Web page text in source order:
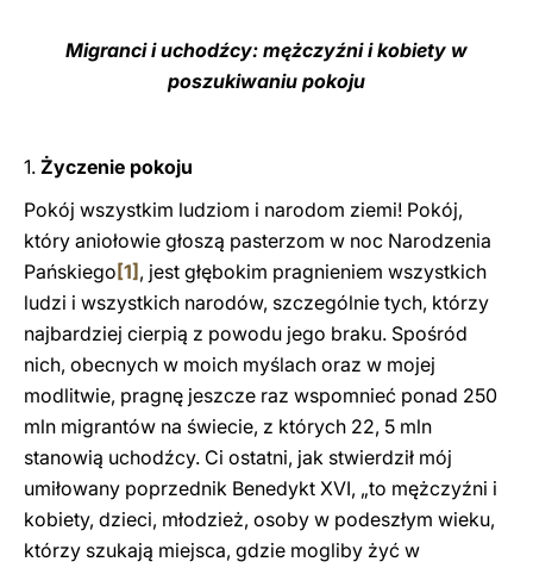
Migranci i uchodźcy: mężczyźni i kobiety w
poszukiwaniu pokoju
1. Życzenie pokoju
Pokój wszystkim ludziom i narodom ziemi! Pokój,
który aniołowie głoszą pasterzom w noc Narodzenia
Pańskiego [1] , jest głębokim pragnieniem wszystkich
ludzi i wszystkich narodów, szczególnie tych, którzy
najbardziej cierpią z powodu jego braku. Spośród
nich, obecnych w moich myślach oraz w mojej
modlitwie, pragnę jeszcze raz wspomnieć ponad 250
mln migrantów na świecie, z których 22, 5 mln
stanowią uchodźcy. Ci ostatni, jak stwierdził mój
umiłowany poprzednik Benedykt XVI, „to mężczyźni i
kobiety, dzieci, młodzież, osoby w podeszłym wieku,
którzy szukają miejsca, gdzie mogliby żyć w